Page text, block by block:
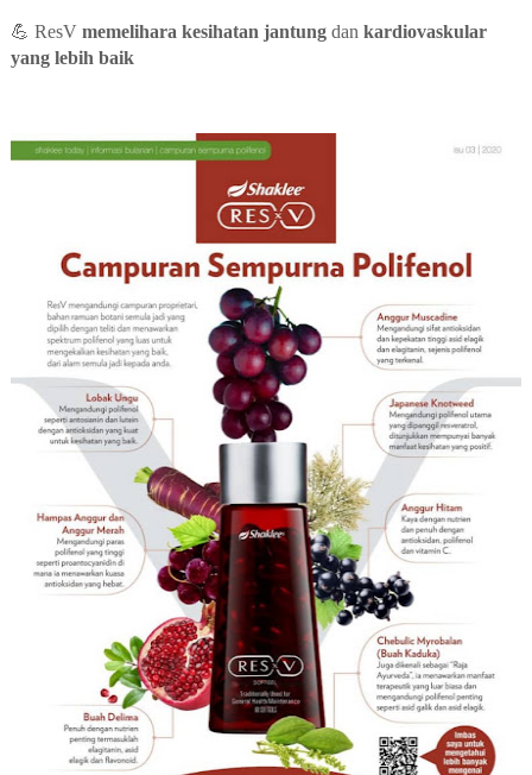
💪 ResV memelihara kesihatan jantungdan kardiovaskular
yang lebih baik